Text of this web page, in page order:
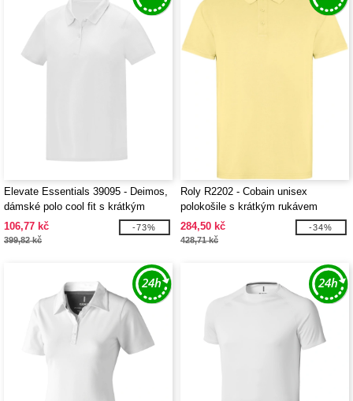
Elevate Essentials 39095 - Deimos,
dámské polo cool fit s krátkým
rukávem
106,77 kč
399,82 kč
-73%
Roly R2202 - Cobain unisex
polokošile s krátkým rukávem
284,50 kč
428,71 kč
-34%